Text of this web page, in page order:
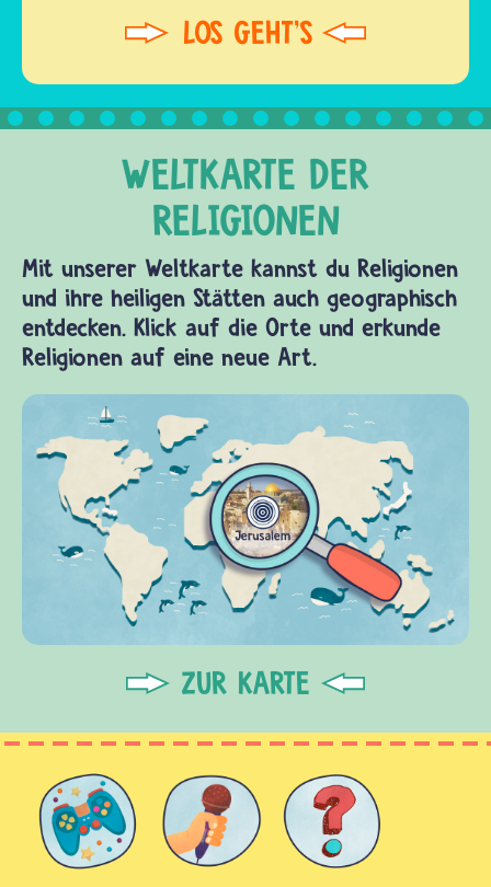
Mit unserer Weltkarte kannst du Religionen
und ihre heiligen Stätten auch geographisch
entdecken. Klick auf die Orte und erkunde
Religionen auf eine neue Art.
ZUR KARTE